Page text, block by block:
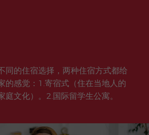
同的住宿选择，两种住宿方式都给
的感觉：1.寄宿式（住在当地人的
庭文化）。2.国际留学生公寓。